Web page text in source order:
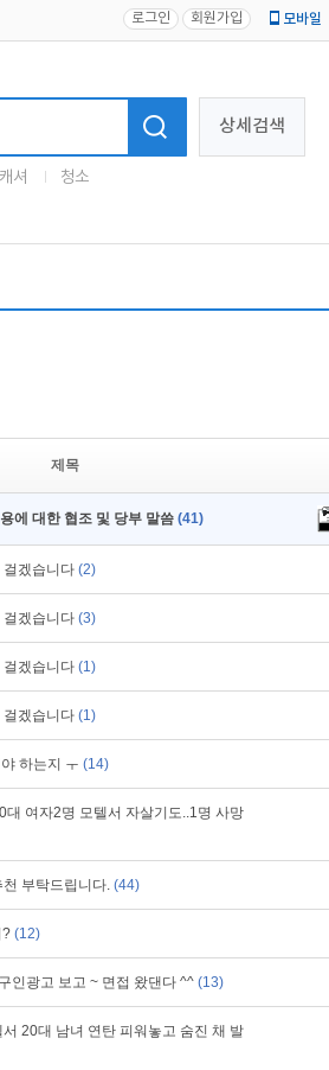
로그인 회원가입 모바일
상세검색
캐셔 청소
제목
에 대한 협조 및 당부 말씀 (41)
걸겠습니다 (2)
걸겠습니다 (3)
걸겠습니다 (1)
걸겠습니다 (1)
하는지 ㅜ (14)
대 여자2명 모텔서 자살기도..1명 사망
부탁드립니다. (44)
? (12)
인광고 보고 ~ 면접 왔댄다 ^^ (13)
20대 남녀 연탄 피워놓고 숨진 채 발